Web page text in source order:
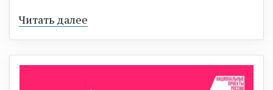
Читать далее